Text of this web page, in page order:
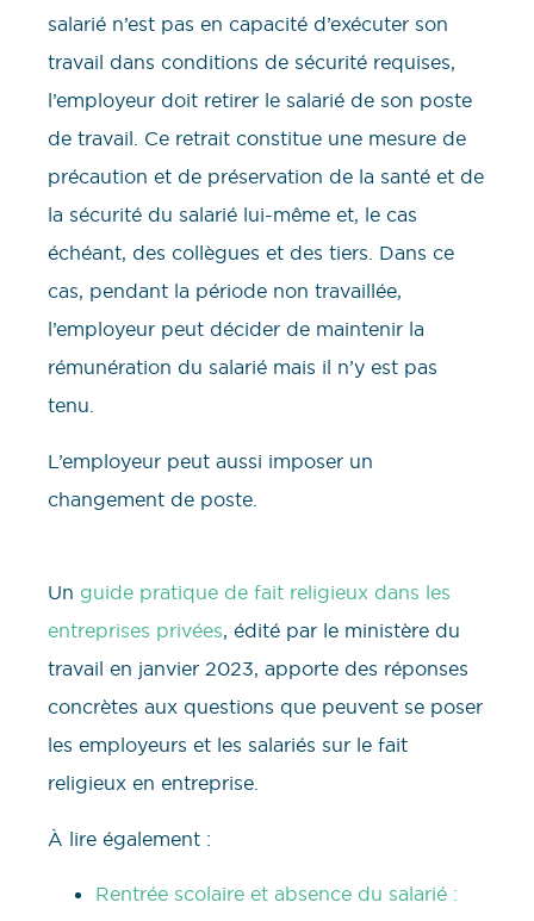
salarié n’est pas en capacité d’exécuter son
travail dans conditions de sécurité requises,
l’employeur doit retirer le salarié de son poste
de travail. Ce retrait constitue une mesure de
précaution et de préservation de la santé et de
la sécurité du salarié lui-même et, le cas
échéant, des collègues et des tiers. Dans ce
cas, pendant la période non travaillée,
l’employeur peut décider de maintenir la
rémunération du salarié mais il n’y est pas
tenu.
L’employeur peut aussi imposer un
changement de poste.
Un guide pratique de fait religieux dans les
entreprises privées, édité par le ministère du
travail en janvier 2023, apporte des réponses
concrètes aux questions que peuvent se poser
les employeurs et les salariés sur le fait
religieux en entreprise.
À lire également :
Rentrée scolaire et absence du salarié :